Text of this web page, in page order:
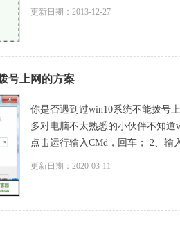
更新日期：2013-12-27
号上网的方案
你是否遇到过win10系统不能拨号
多对电脑不太熟悉的小伙伴不知
点击运行输入CMd，回车； 2、输
更新日期：2020-03-11